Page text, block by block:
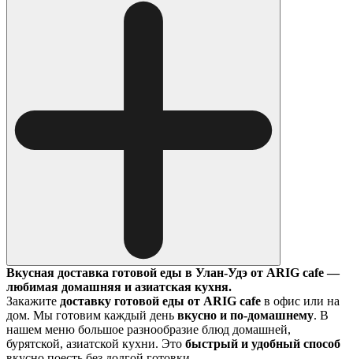
Вкусная доставка готовой еды в Улан-Удэ от ARIG cafe —
любимая домашняя и азиатская кухня.
Закажите доставку готовой еды от ARIG cafe в офис или на
дом. Мы готовим каждый день вкусно и по-домашнему. В
нашем меню большое разнообразие блюд домашней,
бурятской, азиатской кухни. Это быстрый и удобный способ